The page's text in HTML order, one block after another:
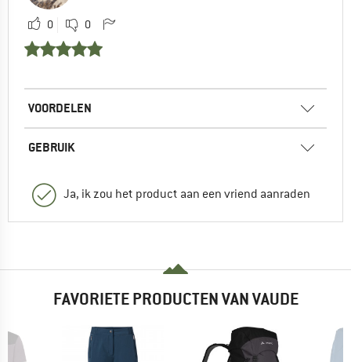
0 0
VOORDELEN
GEBRUIK
Ja, ik zou het product aan een vriend aanraden
FAVORIETE PRODUCTEN VAN VAUDE